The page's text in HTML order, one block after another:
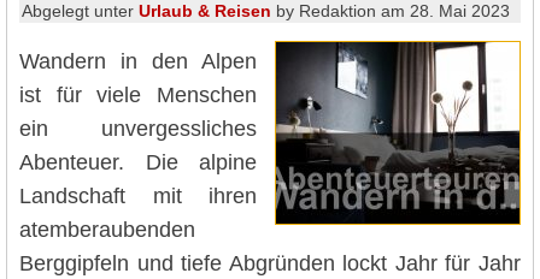
Abgelegt unter Urlaub & Reisen by Redaktion am 28. Mai 2023
Wandern in den Alpen
ist für viele Menschen
ein unvergessliches
Abenteuer. Die alpine
Landschaft mit ihren
atemberaubenden
Berggipfeln und tiefe Abgründen lockt Jahr für Jahr